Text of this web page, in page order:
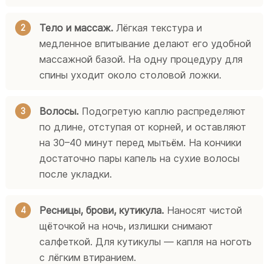
Тело и массаж. Лёгкая текстура и
медленное впитывание делают его удобной
массажной базой. На одну процедуру для
спины уходит около столовой ложки.
Волосы. Подогретую каплю распределяют
по длине, отступая от корней, и оставляют
на 30–40 минут перед мытьём. На кончики
достаточно пары капель на сухие волосы
после укладки.
Ресницы, брови, кутикула. Наносят чистой
щёточкой на ночь, излишки снимают
салфеткой. Для кутикулы — капля на ноготь
с лёгким втиранием.